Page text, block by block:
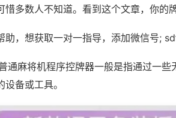
多数人不知道。看到这个文章，你的
助，想获取一对一指导，添加微信号;
通麻将机程序控牌器一般是指通过一
备或工具。